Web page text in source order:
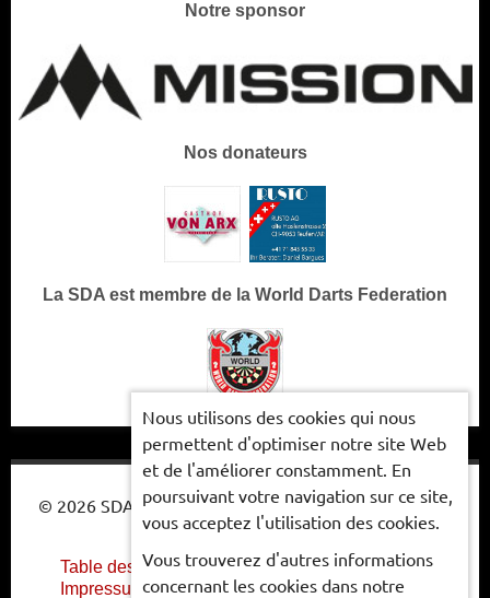
Notre sponsor
Nos donateurs
La SDA est membre de la World Darts Federation
© 2026 SDA - ASSOCIATION SUISSE DE FLÉCHETTES
Table des matières
Protection des données
Impressum
Nous utilisons des cookies qui nous
permettent d'optimiser notre site Web
et de l'améliorer constamment. En
poursuivant votre navigation sur ce site,
vous acceptez l'utilisation des cookies.
Vous trouverez d'autres informations
concernant les cookies dans notre